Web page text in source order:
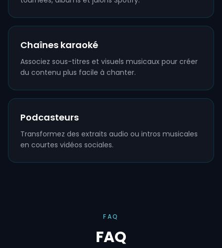
Chaînes karaoké
Associez sous-titres et visuels musicaux pour créer
du contenu plus facile à chanter.
Podcasteurs
Transformez des extraits audio ou intros musicales
en courtes vidéos sociales.
FAQ
FAQ